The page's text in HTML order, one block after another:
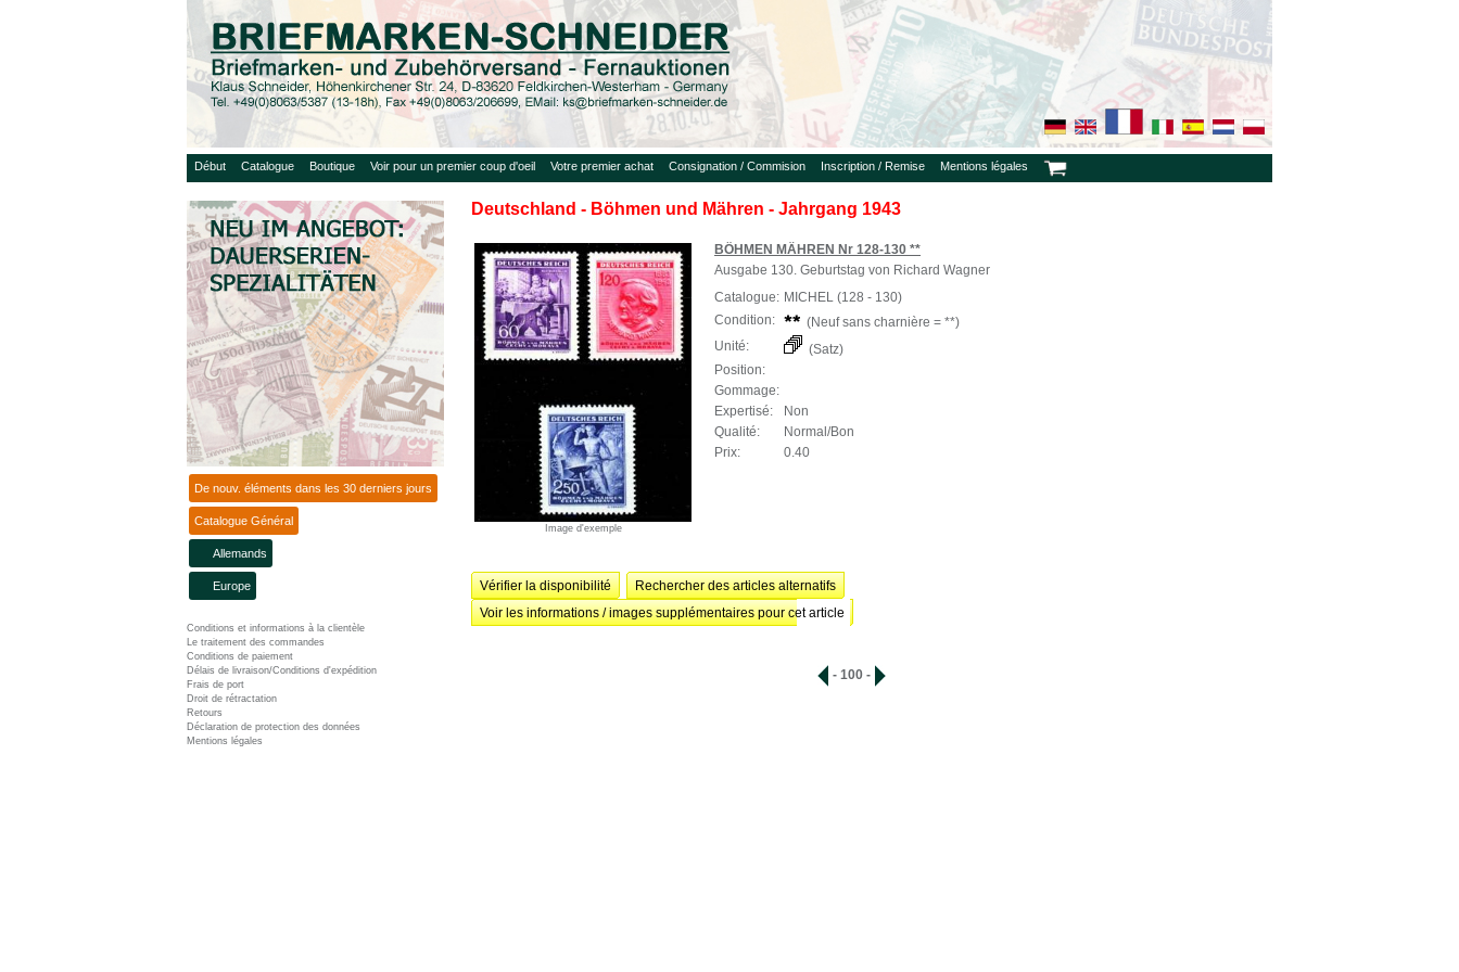
Début Catalogue Boutique Voir pour un premier coup d'oeil Votre premier achat Consignation / Commision Inscription / Remise Mentions légales
De nouv. éléments dans les 30 derniers jours
Catalogue Général
Allemands
Europe
Conditions et informations à la clientèle
Le traitement des commandes
Conditions de paiement
Délais de livraison/Conditions d'expédition
Frais de port
Droit de rétractation
Retours
Déclaration de protection des données
Mentions légales
Deutschland - Böhmen und Mähren - Jahrgang 1943
Image d'exemple
BÖHMEN MÄHREN Nr 128-130 **
Ausgabe 130. Geburtstag von Richard Wagner
Catalogue: MICHEL (128 - 130)
Condition:
(Neuf sans charnière = **)
Unité:
(Satz)
Position:
Gommage:
Expertisé:
Non
Qualité:
Normal/Bon
Prix:
0.40
Vérifier la disponibilité
Rechercher des articles alternatifs
Voir les informations / images supplémentaires pour cet article
- 100 -